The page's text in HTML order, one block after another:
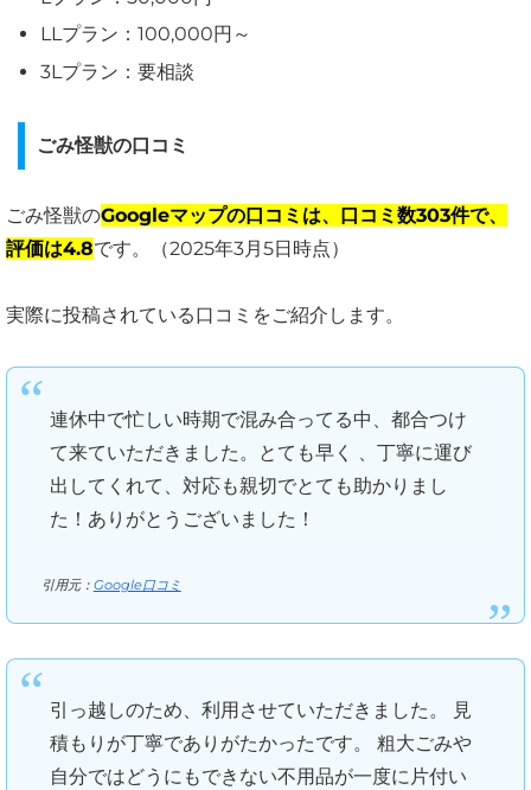
LLプラン：100,000円～
3Lプラン：要相談
ごみ怪獣の口コミ
ごみ怪獣のGoogleマップの口コミは、口コミ数303件で、
評価は4.8です。（2025年3月5日時点）
実際に投稿されている口コミをご紹介します。
連休中で忙しい時期で混み合ってる中、都合つけ
て来ていただきました。とても早く 、丁寧に運び
出してくれて、対応も親切でとても助かりまし
た！ありがとうございました！
引用元： Google口コミ
引っ越しのため、利用させていただきました。 見
積もりが丁寧でありがたかったです。 粗大ごみや
自分ではどうにもできない不用品が一度に片付い